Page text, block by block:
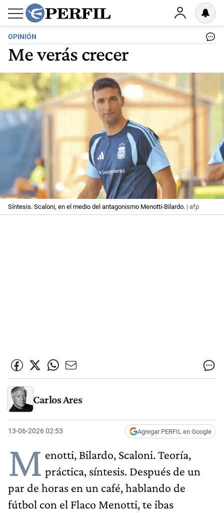
OPINIÓN
Me verás crecer
Síntesis. Scaloni, en el medio del antagonismo Menotti-Bilardo. | afp
Carlos Ares
13-06-2026 02:53 Agregar PERFIL en Google
M enotti, Bilardo, Scaloni. Teoría,
práctica, síntesis. Después de un
par de horas en un café, hablando de
fútbol con el Flaco Menotti, te ibas